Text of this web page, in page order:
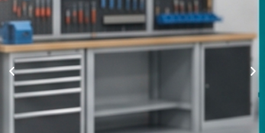
Occasions
& locations